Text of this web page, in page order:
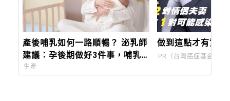
產後哺乳如何一路順暢？ 泌乳師
建議：孕後期做好3件事，哺乳
更安心！
生產
做到這點才有資格
PR（台灣癌症基金會）